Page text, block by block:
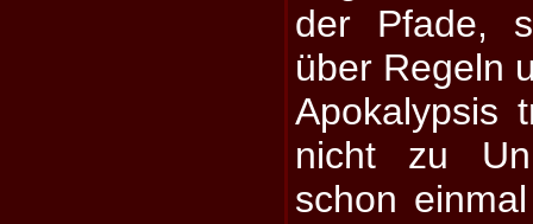
der Pfade,
über Regeln
Apokalypsis
nicht zu
schon